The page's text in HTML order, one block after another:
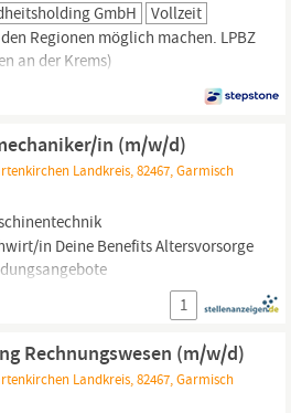
GmbH
Vollzeit
Regionen möglich machen. LPBZ
an der Krems)
Beschäftigungsausmaß:
Einstufung: LD 18 mit
zzgl. Anrechnung etwaiger
in (m/w/d)
Landkreis, 82467, Garmisch
in Deine Benefits Altersvorsorge
mit hohem Freizeitwert
Tarifliche Vergütung (1.230 €
Deine Ausbildungsdauer 3 1/2
Bewirb dich jetzt!
GmbH | AmGschwend10 |
1
Rechnungswesen (m/w/d)
Landkreis, 82467, Garmisch